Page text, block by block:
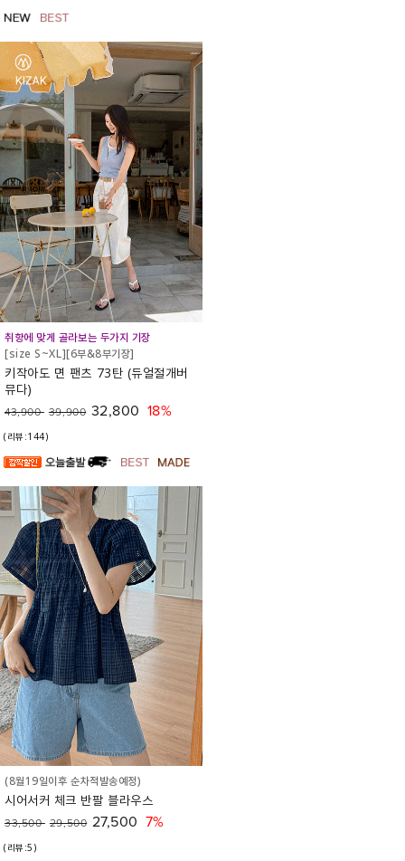
취향에 맞게 골라보는 두가지 기장
[size S~XL][6부&8부기장]
키작아도 면 팬츠 73탄 (듀얼절개버
뮤다)
43,900 39,900 32,800 18%
(리뷰:144)
(8월19일이후 순차적발송예정)
시어서커 체크 반팔 블라우스
33,500 29,500 27,500 7%
(리뷰:5)